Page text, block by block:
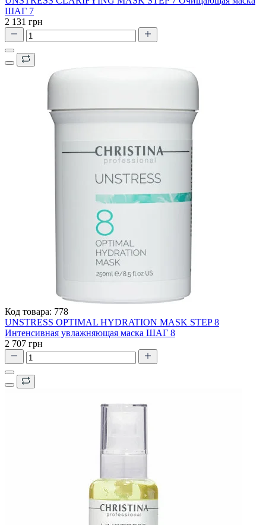
ШАГ 7
2 131 грн
Код товара: 778
UNSTRESS OPTIMAL HYDRATION MASK STEP 8
Интенсивная увлажняющая маска ШАГ 8
2 707 грн